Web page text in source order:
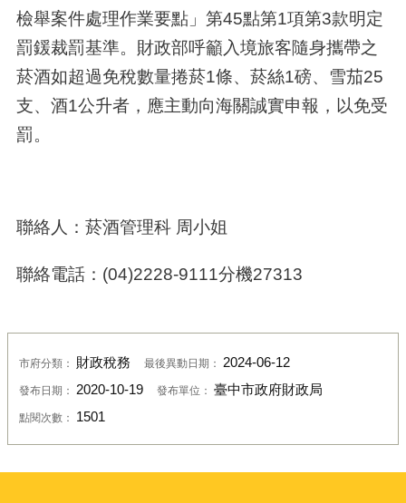
檢舉案件處理作業要點」第45點第1項第3款明定
罰鍰裁罰基準。財政部呼籲入境旅客隨身攜帶之
菸酒如超過免稅數量捲菸1條、菸絲1磅、雪茄25
支、酒1公升者，應主動向海關誠實申報，以免受
罰。
聯絡人：菸酒管理科 周小姐
聯絡電話：(04)2228-9111分機27313
市府分類： 財政稅務 最後異動日期： 2024-06-12
發布日期： 2020-10-19 發布單位： 臺中市政府財政局
點閱次數： 1501